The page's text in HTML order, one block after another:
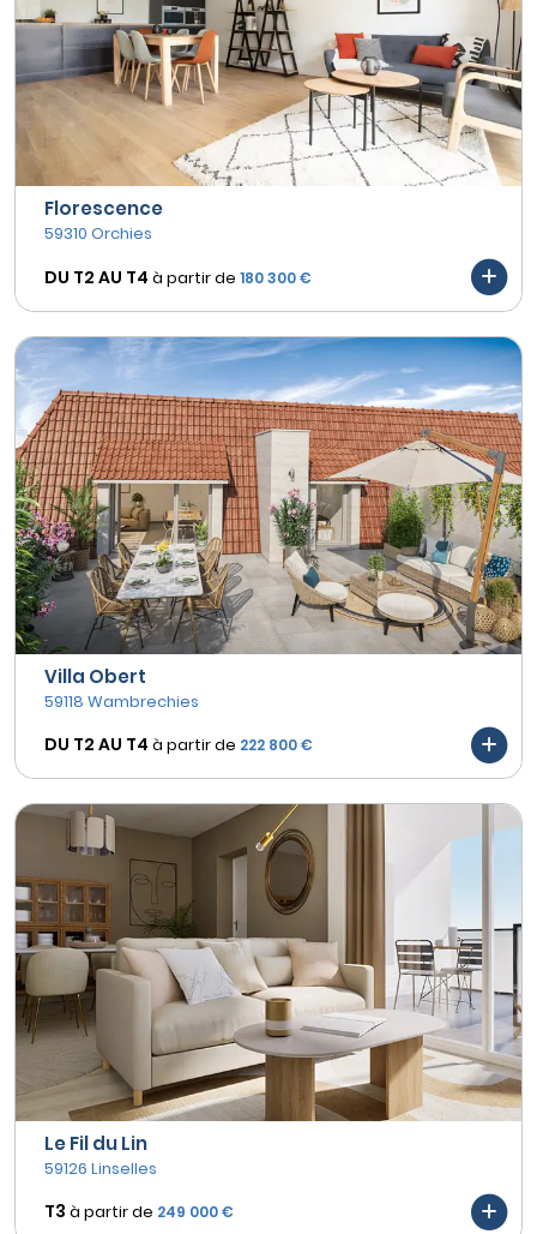
Florescence
59310 Orchies
DU T2 AU T4 à partir de 180 300 €
Villa Obert
59118 Wambrechies
DU T2 AU T4 à partir de 222 800 €
Le Fil du Lin
59126 Linselles
T3 à partir de 249 000 €